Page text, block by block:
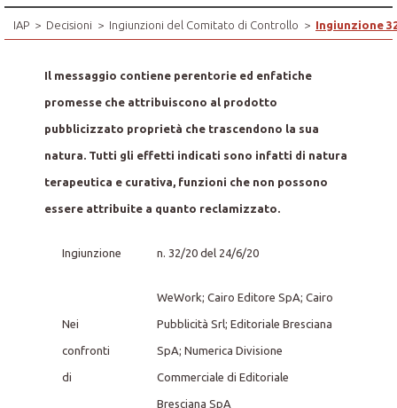
IAP > Decisioni > Ingiunzioni del Comitato di Controllo > Ingiunzione
Il messaggio contiene perentorie ed enfatiche
promesse che attribuiscono al prodotto
pubblicizzato proprietà che trascendono la sua
natura. Tutti gli effetti indicati sono infatti di natura
terapeutica e curativa, funzioni che non possono
essere attribuite a quanto reclamizzato.
Ingiunzione n. 32/20 del 24/6/20
Nei
confronti
di
WeWork; Cairo Editore SpA; Cairo
Pubblicità Srl; Editoriale Bresciana
SpA; Numerica Divisione
Commerciale di Editoriale
Bresciana SpA